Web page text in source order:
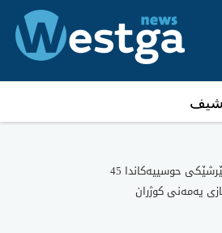
لە هێرشێکی حوسییەکاندا 45
یەمەنی کوژران